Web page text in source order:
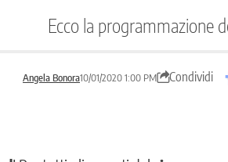
Ecco la programmazione
Angela Bonora10/01/2020 1:00 PM Condividi